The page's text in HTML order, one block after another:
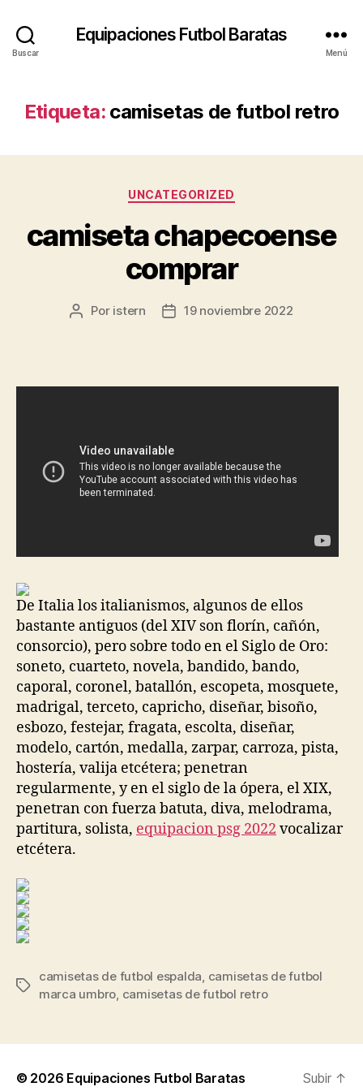
Buscar
Equipaciones Futbol Baratas
Menú
Etiqueta: camisetas de futbol retro
Categorías
UNCATEGORIZED
camiseta chapecoense
comprar
Autor
Por istern
Fecha19 noviembre 2022
De Italia los italianismos, algunos de ellos
bastante antiguos (del XIV son florín, cañón,
consorcio), pero sobre todo en el Siglo de Oro:
soneto, cuarteto, novela, bandido, bando,
caporal, coronel, batallón, escopeta, mosquete,
madrigal, terceto, capricho, diseñar, bisoño,
esbozo, festejar, fragata, escolta, diseñar,
modelo, cartón, medalla, zarpar, carroza, pista,
hostería, valija etcétera; penetran
regularmente, y en el siglo de la ópera, el XIX,
penetran con fuerza batuta, diva, melodrama,
partitura, solista, equipacion psg 2022 vocalizar
etcétera.
Etiquetas
camisetas de futbol espalda camisetas de futbol
marca umbro camisetas de futbol retro
© 2026 Equipaciones Futbol Baratas Subir ↑